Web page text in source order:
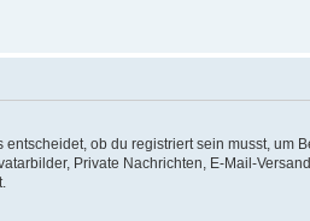
ob du registriert sein musst, um
Private Nachrichten, E-Mail-